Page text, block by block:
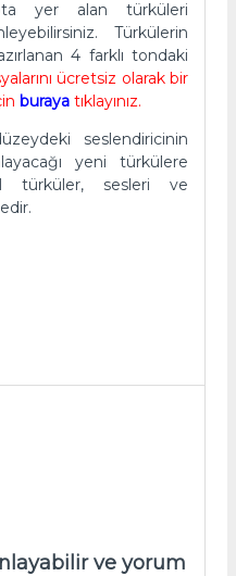
yer alan türküleri
Türkülerin
4 farklı tondaki
ücretsiz olarak bir
buraya tıklayınız.
seslendiricinin
yeni türkülere
türküler, sesleri ve
ve yorum